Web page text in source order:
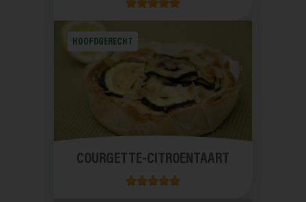
HOOFDGERECHT
COURGETTE-CITROENTAART